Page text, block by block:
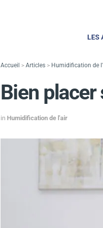
LES
Accueil > Articles > Humidification de
Bien placer
in Humidification de l'air